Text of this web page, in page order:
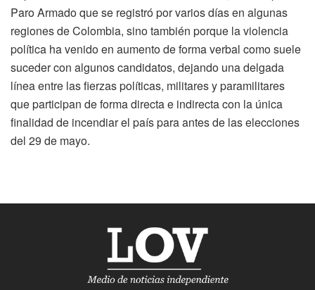
Paro Armado que se registró por varios días en algunas
regiones de Colombia, sino también porque la violencia
política ha venido en aumento de forma verbal como suele
suceder con algunos candidatos, dejando una delgada
línea entre las fierzas políticas, militares y paramilitares
que participan de forma directa e indirecta con la única
finalidad de incendiar el país para antes de las elecciones
del 29 de mayo.